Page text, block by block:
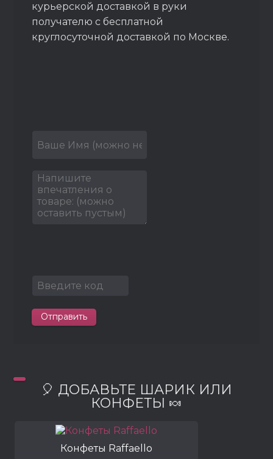
курьерской доставкой в руки
получателю с бесплатной
круглосуточной доставкой по Москве.
Отправить
🎈 ДОБАВЬТЕ ШАРИК ИЛИ
КОНФЕТЫ 🍬
Конфеты Raffaello